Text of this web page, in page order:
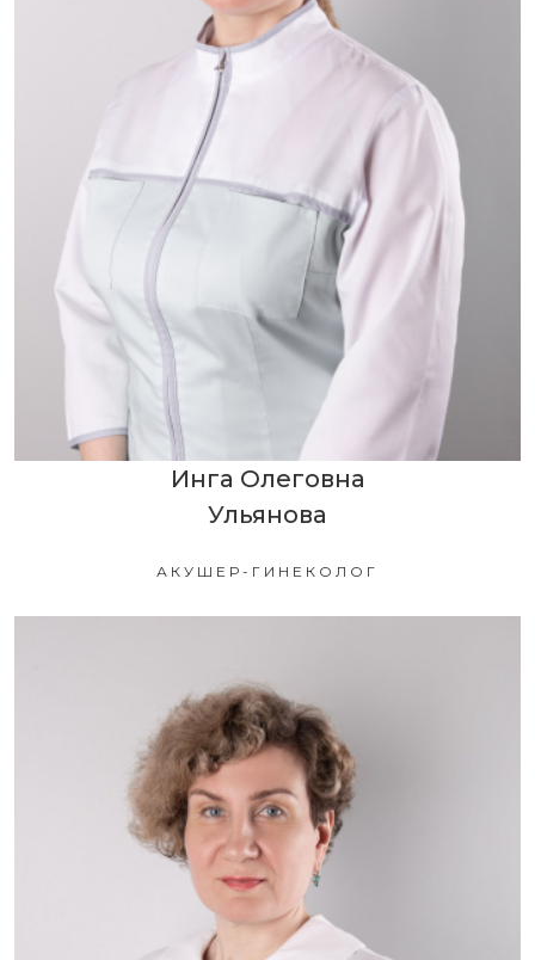
Инга Олеговна
Ульянова
АКУШЕР-ГИНЕКОЛОГ